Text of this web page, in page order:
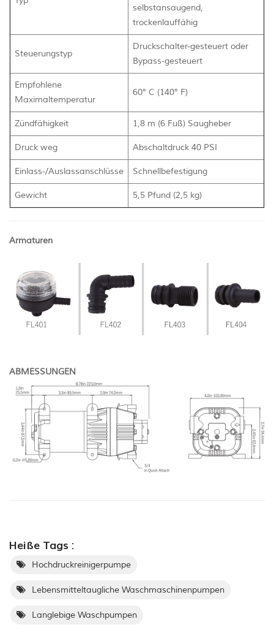
selbstansaugend,
trockenlauffähig
Steuerungstyp
Druckschalter-gesteuert oder
Bypass-gesteuert
Empfohlene
Maximaltemperatur
60° C (140° F)
Zündfähigkeit 1,8 m (6 Fuß) Saugheber
Druck weg Abschaltdruck 40 PSI
Einlass-/Auslassanschlüsse Schnellbefestigung
Gewicht 5,5 Pfund (2,5 kg)
Armaturen
ABMESSUNGEN
Heiße Tags :
Hochdruckreinigerpumpe
Lebensmitteltaugliche Waschmaschinenpumpen
Langlebige Waschpumpen